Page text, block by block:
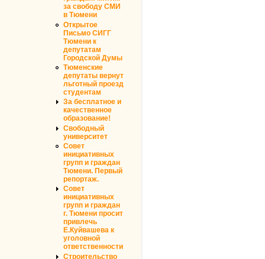
за свободу СМИ
в Тюмени
Открытое
Письмо СИГГ
Тюмени к
депутатам
Городской Думы
Тюменские
депутаты вернут
льготный проезд
студентам
За бесплатное и
качественное
образование!
Свободный
университет
Совет
инициативных
групп и граждан
Тюмени. Первый
репортаж.
Совет
инициативных
групп и граждан
г. Тюмени просит
привлечь
Е.Куйвашева к
уголовной
ответственности
Строительство